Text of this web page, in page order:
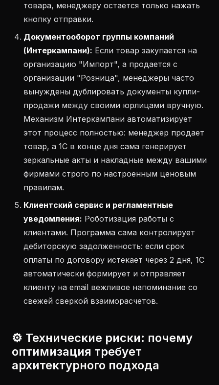
товара, менеджеру остается только нажать
кнопку отправки.
Документооборот группы компаний
(Интеркампани): Если товар закупается на
организацию "Импорт", а продается с
организации "Розница", менеджеры часто
вынуждены дублировать документы купли-
продажи между своими юрлицами вручную.
Механизм Интеркампани автоматизирует
этот процесс полностью: менеджер продает
товар, а 1С в конце дня сама генерирует
зеркальные акты и накладные между вашими
фирмами строго по настроенным ценовым
правилам.
Клиентский сервис и регламентные
уведомления: Роботизация работы с
клиентами. Программа сама контролирует
дебиторскую задолженность: если срок
оплаты по договору истекает через 2 дня, 1С
автоматически формирует и отправляет
клиенту на email вежливое напоминание со
свежей сверкой взаиморасчетов.
⚙️ Технические риски: почему
оптимизация требует
архитектурного подхода